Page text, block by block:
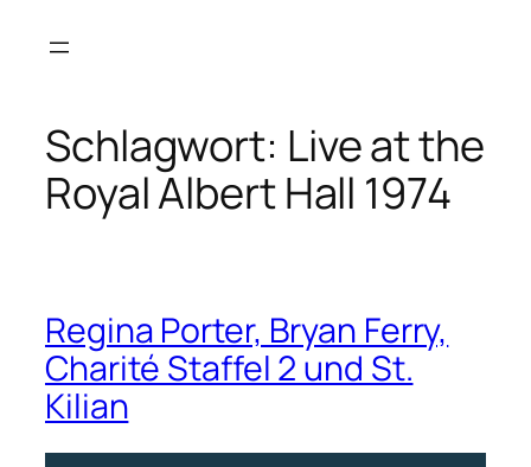
Inhalt
Schlagwort: Live at the
Royal Albert Hall 1974
Regina Porter, Bryan Ferry,
Charité Staffel 2 und St.
Kilian